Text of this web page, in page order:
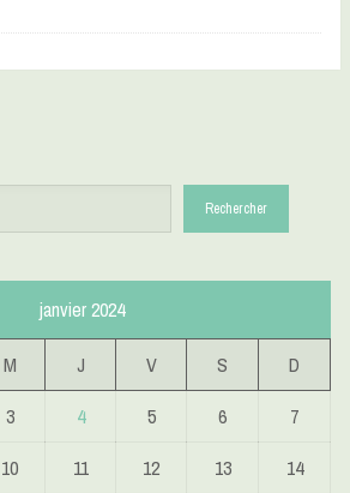
Rechercher
janvier 2024
M J V S
D
3 4 5 6
7
10 11 12 13
14